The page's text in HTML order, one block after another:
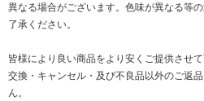
異なる場合がございます。色味が異なる等
了承ください。
皆様により良い商品をより安くご提供させ
交換・キャンセル・及び不良品以外のご返
ん。